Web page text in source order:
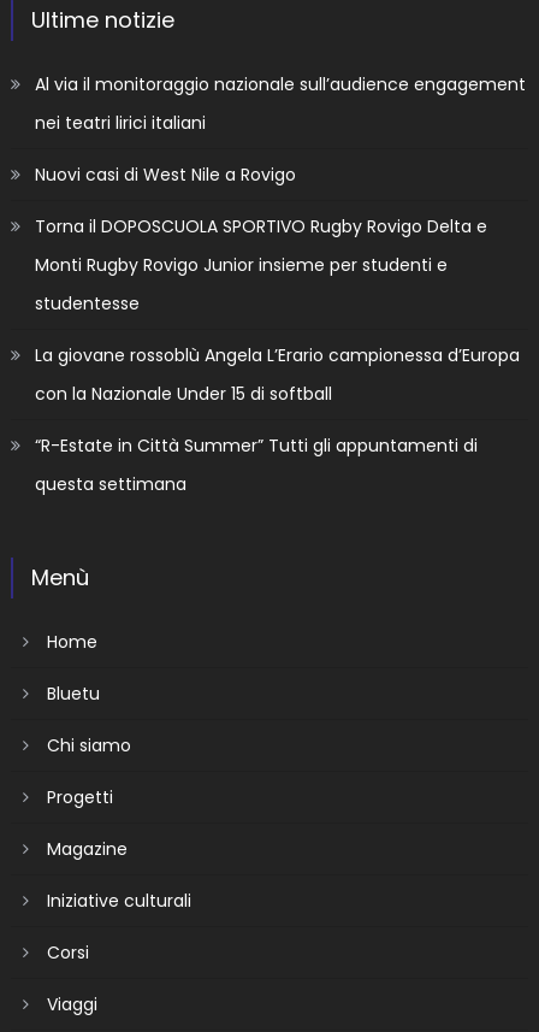
Ultime notizie
Al via il monitoraggio nazionale sull’audience engagement
nei teatri lirici italiani
Nuovi casi di West Nile a Rovigo
Torna il DOPOSCUOLA SPORTIVO Rugby Rovigo Delta e
Monti Rugby Rovigo Junior insieme per studenti e
studentesse
La giovane rossoblù Angela L’Erario campionessa d’Europa
con la Nazionale Under 15 di softball
“R-Estate in Città Summer” Tutti gli appuntamenti di
questa settimana
Menù
Home
Bluetu
Chi siamo
Progetti
Magazine
Iniziative culturali
Corsi
Viaggi